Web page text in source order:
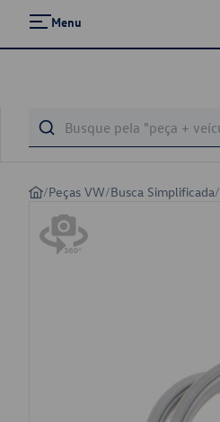
Menu
/Peças VW/Busca Simplificada/